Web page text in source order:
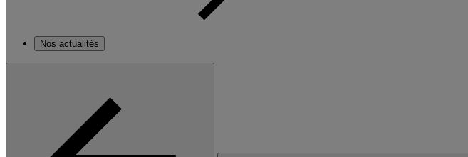
Nos actualités